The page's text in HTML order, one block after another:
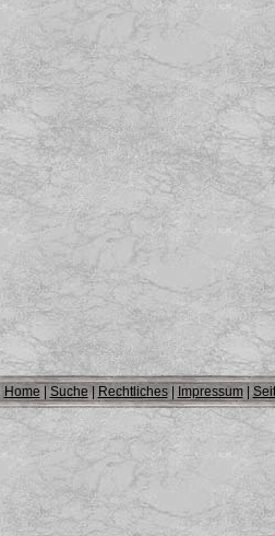
Home| Suche | Rechtliches| Impressum|